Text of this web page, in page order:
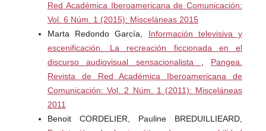
Ezcurra, A. M. (2011). Igualdad en educación superior: un
desafío mundial. Editorial UNGS.
Ezcurra, A. M. (2019) (Compiladora). Derecho a la
educación: expansión y desigualdad. Tendencias y
políticas en Argentina y América Latina. Universidad
Nacional de Tres de Febrero.
Ezcurra, A. M. (2022). Abandono estudiantil y clase social.
Red Académica Iberoamericana de Comunicación:
Vol. 6 Núm. 1 (2015): Misceláneas 2015
Marta Redondo García, Información televisiva y
escenificación. La recreación ficcionada en el
discurso audiovisual sensacionalista
Pangea.
Revista de Red Académica Iberoamericana de
Comunicación: Vol. 2 Núm. 1 (2011): Misceláneas
2011
Benoit CORDELIER, Pauline BREDUILLIEARD,